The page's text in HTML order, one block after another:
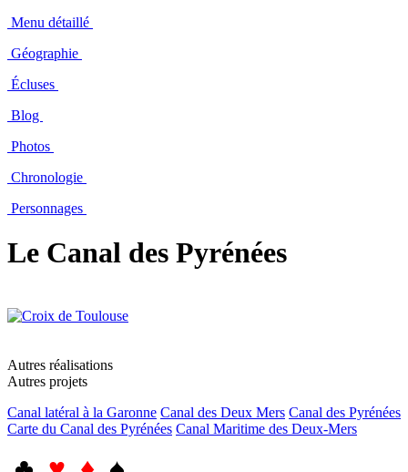
Menu détaillé
Géographie
Écluses
Blog
Photos
Chronologie
Personnages
Le Canal des Pyrénées
Autres réalisations
Autres projets
Canal latéral à la Garonne Canal des Deux Mers Canal des Pyrénées
Carte du Canal des Pyrénées Canal Maritime des Deux-Mers